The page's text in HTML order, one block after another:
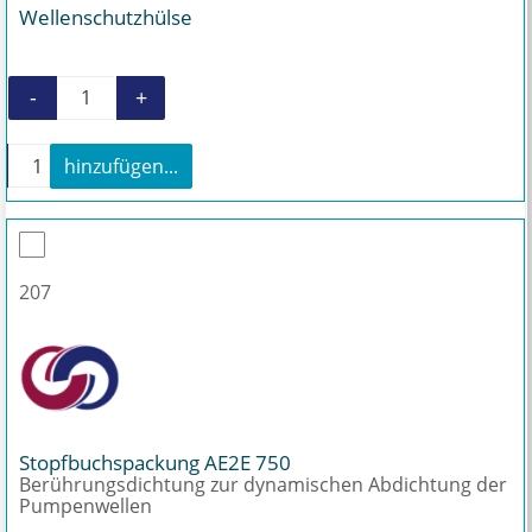
Wellenschutzhülse
Wellenschutzhülse Menge
- +
Wellenschutzhülse Menge
+
hinzufügen...
207
Stopfbuchspackung AE2E 750
Berührungsdichtung zur dynamischen Abdichtung der
Pumpenwellen